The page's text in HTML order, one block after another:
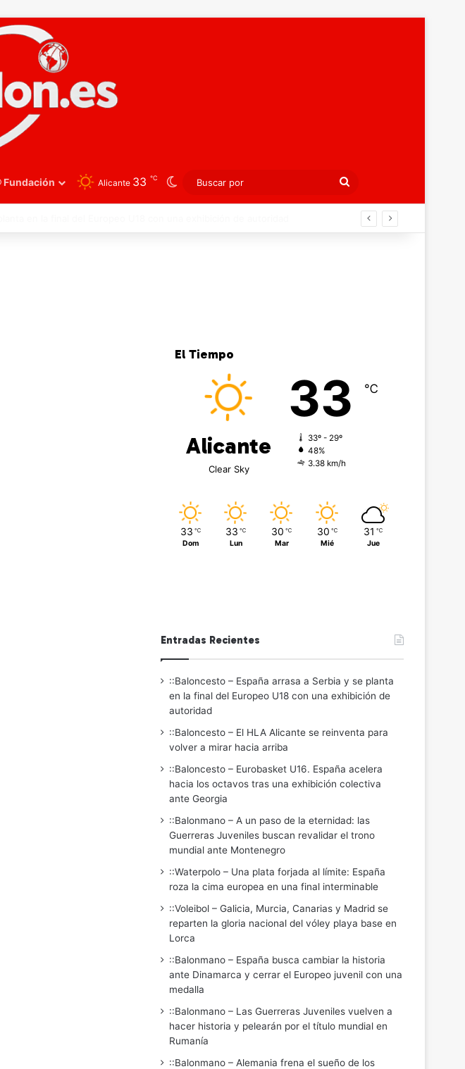
Fundación Alicante 33 ℃ Switch skin
Buscar
por
El Tiempo
Alicante
Clear Sky
33 ℃
33º - 29º
48%
3.38 km/h
33 ℃
Dom
33 ℃
Lun
30 ℃
Mar
30 ℃
Mié
31 ℃
Jue
Entradas Recientes
::Baloncesto – España arrasa a Serbia y se planta
en la final del Europeo U18 con una exhibición de
autoridad
::Baloncesto – El HLA Alicante se reinventa para
volver a mirar hacia arriba
::Baloncesto – Eurobasket U16. España acelera
hacia los octavos tras una exhibición colectiva
ante Georgia
::Balonmano – A un paso de la eternidad: las
Guerreras Juveniles buscan revalidar el trono
mundial ante Montenegro
::Waterpolo – Una plata forjada al límite: España
roza la cima europea en una final interminable
::Voleibol – Galicia, Murcia, Canarias y Madrid se
reparten la gloria nacional del vóley playa base en
Lorca
::Balonmano – España busca cambiar la historia
ante Dinamarca y cerrar el Europeo juvenil con una
medalla
::Balonmano – Las Guerreras Juveniles vuelven a
hacer historia y pelearán por el título mundial en
Rumanía
::Balonmano – Alemania frena el sueño de los